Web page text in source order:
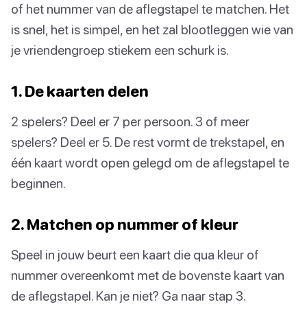
of het nummer van de aflegstapel te matchen. Het
is snel, het is simpel, en het zal blootleggen wie van
je vriendengroep stiekem een schurk is.
1. De kaarten delen
2 spelers? Deel er 7 per persoon. 3 of meer
spelers? Deel er 5. De rest vormt de trekstapel, en
één kaart wordt open gelegd om de aflegstapel te
beginnen.
2. Matchen op nummer of kleur
Speel in jouw beurt een kaart die qua kleur of
nummer overeenkomt met de bovenste kaart van
de aflegstapel. Kan je niet? Ga naar stap 3.